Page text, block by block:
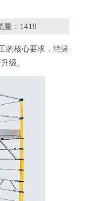
： 1419
核心要求， 绝缘
级。